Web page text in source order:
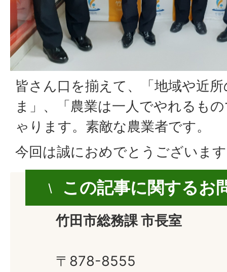
皆さん口を揃えて、「地域や近
ま」、「農業は一人でやれるも
ゃります。素敵な農業者です。
今回は誠におめでとうございま
この記事に関するお
竹田市総務課 市長室
〒878-8555